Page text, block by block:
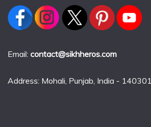
Email: contact@sikhheros.com
Address: Mohali, Punjab, India - 140301